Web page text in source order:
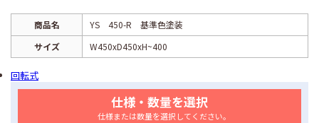
商品名
YS 450-R 基準色塗装
サイズ
W450xD450xH~400
回転式
仕様・数量を選択
仕様または数量を選択してください。